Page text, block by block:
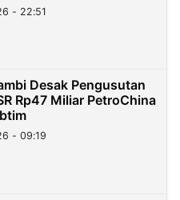
- 22:51
Desak Pengusutan
Rp47 Miliar PetroChina
- 09:19